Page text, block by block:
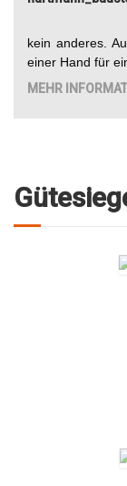
kein anderes.
einer Hand für
MEHR